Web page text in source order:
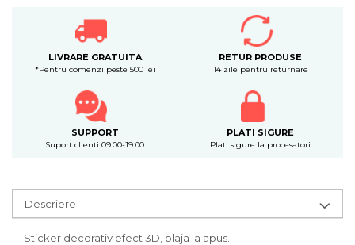
LIVRARE GRATUITA
*Pentru comenzi peste 500 lei
RETUR PRODUSE
14 zile pentru returnare
SUPPORT
Suport clienti 09.00-19.00
PLATI SIGURE
Plati sigure la procesatori
Descriere
Sticker decorativ efect 3D, plaja la apus.